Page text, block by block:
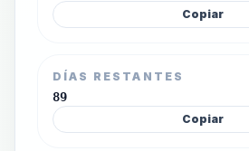
Copiar
DÍAS RESTANTES
89
Copiar